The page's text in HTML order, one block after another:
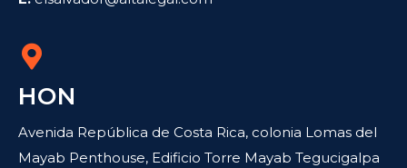
HON
Avenida República de Costa Rica, colonia Lomas del
Mayab Penthouse, Edificio Torre Mayab Tegucigalpa